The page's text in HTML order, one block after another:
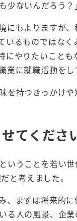
少ないんだろう？」
にもよりますが
いるものではな
やりたいこと
に就職活動をし
持つきっかけ
てくださ
うことを若い
と考えました。
まずは将来的
る人の風景、企